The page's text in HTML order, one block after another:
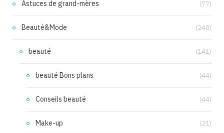
Astuces de grand-mères (77)
Beauté&Mode (248)
beauté (141)
beauté Bons plans (44)
Conseils beauté (44)
Make-up (21)